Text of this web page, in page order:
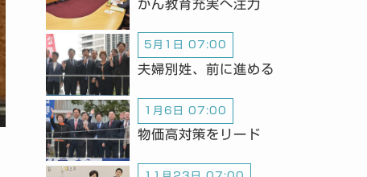
がん教育充実へ注力
5月1日 07:00
夫婦別姓、前に進める
1月6日 07:00
物価高対策をリード